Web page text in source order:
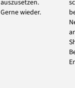
auszusetzen.
Gerne wieder.